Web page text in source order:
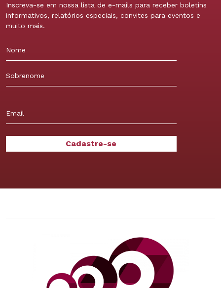
Inscreva-se em nossa lista de e-mails para receber boletins
informativos, relatórios especiais, convites para eventos e
muito mais.